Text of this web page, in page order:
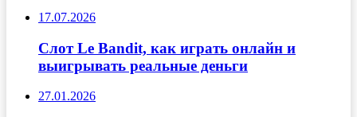
17.07.2026
Слот Le Bandit, как играть онлайн и
выигрывать реальные деньги
27.01.2026